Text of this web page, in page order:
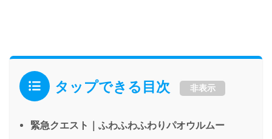
タップできる目次 非表示
緊急クエスト｜ふわふわふわりパオウルムー